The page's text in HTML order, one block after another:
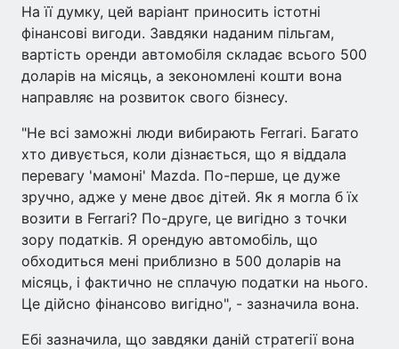
На її думку, цей варіант приносить істотні
фінансові вигоди. Завдяки наданим пільгам,
вартість оренди автомобіля складає всього 500
доларів на місяць, а зекономлені кошти вона
направляє на розвиток свого бізнесу.
"Не всі заможні люди вибирають Ferrari. Багато
хто дивується, коли дізнається, що я віддала
перевагу 'мамоні' Mazda. По-перше, це дуже
зручно, адже у мене двоє дітей. Як я могла б їх
возити в Ferrari? По-друге, це вигідно з точки
зору податків. Я орендую автомобіль, що
обходиться мені приблизно в 500 доларів на
місяць, і фактично не сплачую податки на нього.
Це дійсно фінансово вигідно", - зазначила вона.
Ебі зазначила, що завдяки даній стратегії вона